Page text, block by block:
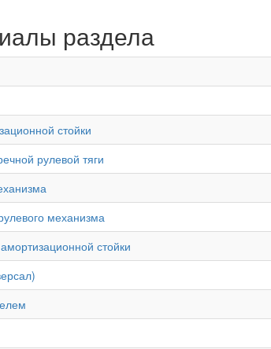
раздела
стойки
рулевой тяги
механизма
стойки